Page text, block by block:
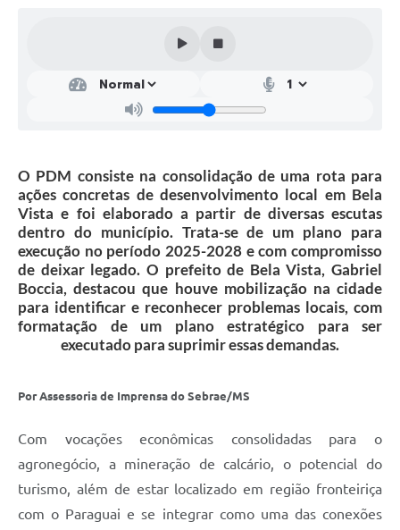
O PDM consiste na consolidação de uma rota para
ações concretas de desenvolvimento local em Bela
Vista e foi elaborado a partir de diversas escutas
dentro do município. Trata-se de um plano para
execução no período 2025-2028 e com compromisso
de deixar legado. O prefeito de Bela Vista, Gabriel
Boccia, destacou que houve mobilização na cidade
para identificar e reconhecer problemas locais, com
formatação de um plano estratégico para ser
executado para suprimir essas demandas.
PorAssessoria de Imprensa do Sebrae/MS
Com vocações econômicas consolidadas para o
agronegócio, a mineração de calcário, o potencial do
turismo, além de estar localizado em região fronteiriça
com o Paraguai e se integrar como uma das conexões